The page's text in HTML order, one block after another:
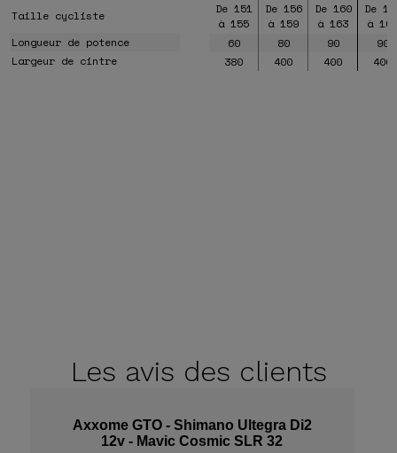
Taille cycliste
De 151
à 155
De 156
à 159
De 160
à 163
De
à
Longueur de potence
60 80 90
90
Largeur de cintre
380 400 400 400
Les avis des clients
Axxome GTO - Shimano Ultegra Di2
12v - Mavic Cosmic SLR 32